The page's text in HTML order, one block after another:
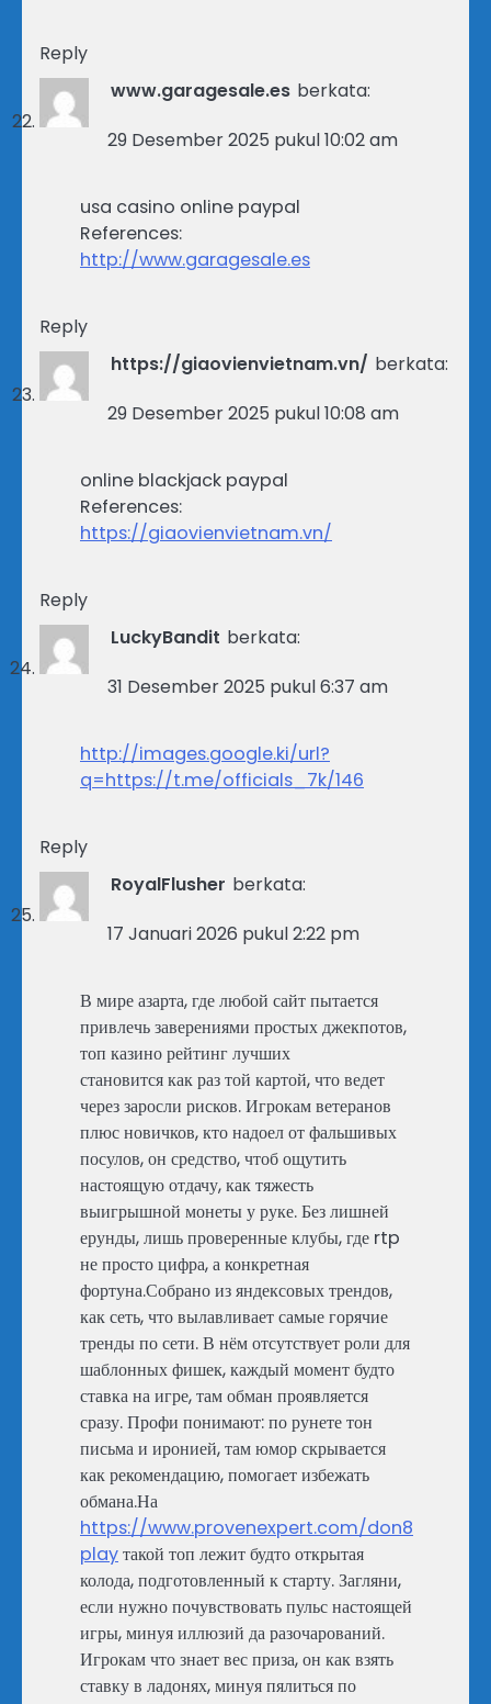
Reply
www.garagesale.es berkata:
29 Desember 2025 pukul 10:02 am
usa casino online paypal
References:
http://www.garagesale.es
Reply
https://giaovienvietnam.vn/ berkata:
29 Desember 2025 pukul 10:08 am
online blackjack paypal
References:
https://giaovienvietnam.vn/
Reply
LuckyBandit berkata:
31 Desember 2025 pukul 6:37 am
http://images.google.ki/url?
q=https://t.me/officials_7k/146
Reply
RoyalFlusher berkata:
17 Januari 2026 pukul 2:22 pm
В мире азарта, где любой сайт пытается
привлечь заверениями простых джекпотов,
топ казино рейтинг лучших
становится как раз той картой, что ведет
через заросли рисков. Игрокам ветеранов
плюс новичков, кто надоел от фальшивых
посулов, он средство, чтоб ощутить
настоящую отдачу, как тяжесть
выигрышной монеты у руке. Без лишней
ерунды, лишь проверенные клубы, где rtp
не просто цифра, а конкретная
фортуна.Собрано из яндексовых трендов,
как сеть, что вылавливает самые горячие
тренды по сети. В нём отсутствует роли для
шаблонных фишек, каждый момент будто
ставка на игре, там обман проявляется
сразу. Профи понимают: по рунете тон
письма и иронией, там юмор скрывается
как рекомендацию, помогает избежать
обмана.На
https://www.provenexpert.com/don8
playтакой топ лежит будто открытая
колода, подготовленный к старту. Загляни,
если нужно почувствовать пульс настоящей
игры, минуя иллюзий да разочарований.
Игрокам что знает вес приза, он как взять
ставку в ладонях, минуя пялиться по